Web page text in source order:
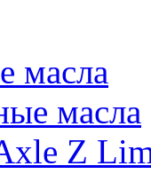
масла
масла
Z